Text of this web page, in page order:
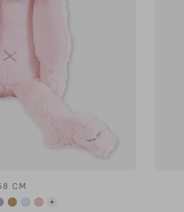
CM